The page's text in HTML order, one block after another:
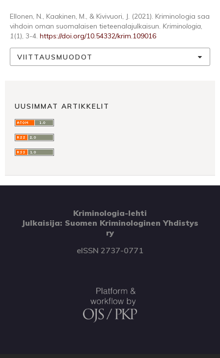
Ellonen, N., Kaakinen, M., & Kivivuori, J. (2021). Kriminologia saa
vihdoin oman suomalaisen tieteenalajulkaisun. Kriminologia,
1(1), 3-4. https://doi.org/10.54332/krim.109016
VIITTAUSMUODOT
UUSIMMAT ARTIKKELIT
Kriminologia-lehti
Julkaisija: Suomen Kriminologinen Yhdistys
ry
eISSN 2737-0771